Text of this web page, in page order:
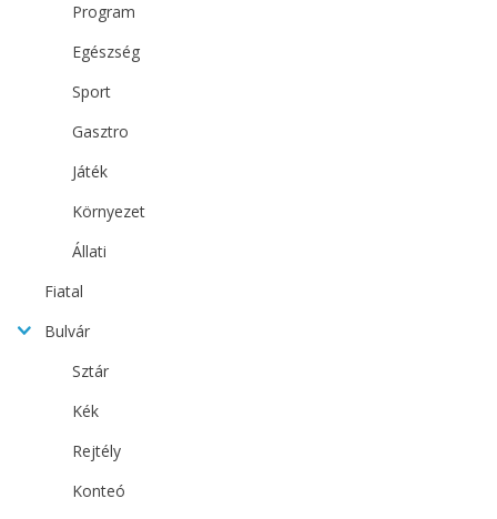
Program
Egészség
Sport
Gasztro
Játék
Környezet
Állati
Fiatal
Bulvár
Sztár
Kék
Rejtély
Konteó